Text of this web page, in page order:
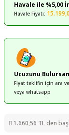
Havale ile %5,00
Havale Fiyatı:
Ucuzunu
Fiyat teklifin için ara
veya whatsapp
1.660,56 TL den